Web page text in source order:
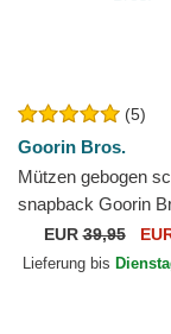
(5)
Goorin Bros.
Mützen gebogen
snapback Goorin
Dolphin Rizz
Great Escape The
EUR39,95
Lieferung bis